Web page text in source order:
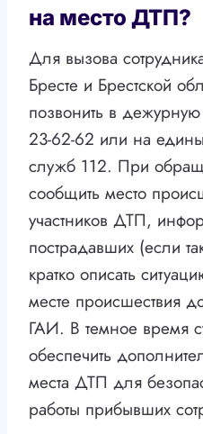
на место ДТП?
Для вызова
Бресте и Брестской
позвонить в
23-62-62 или на
служб 112. При
сообщить место
участников ДТП,
пострадавших (если
кратко описать
месте происшествия
ГАИ. В темное время
обеспечить
места ДТП для
работы прибывших